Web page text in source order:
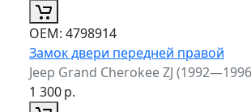
ОЕМ: 4798914
Замок двери передней правой
Jeep Grand Cherokee ZJ
1 300р.